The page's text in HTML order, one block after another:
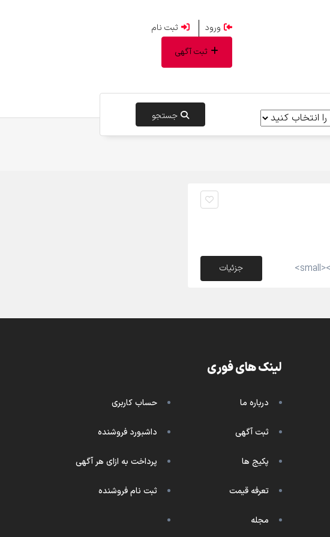
جستجو
ورود
ثبت نام
ثبت آگهی
جزئیات
لینک های فوری
درباره ما
ثبت آگهی
پکیج ها
تعرفه قیمت
مجله
حساب کاربری
داشبورد فروشنده
پرداخت به ازای هر آگهی
ثبت نام فروشنده